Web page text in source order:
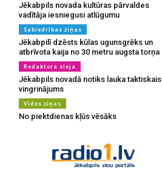
Jēkabpils novada kultūras pārvaldes
vadītāja iesniegusi atlūgumu
Sabiedrības ziņas
Jēkabpilī dzēsts kūlas ugunsgrēks un
atbrīvota kaija no 30 metru augsta torņa
Redaktora sleja
Jēkabpils novadā notiks lauka taktiskais
vingrinājums
Vides ziņas
No piektdienas kļūs vēsāks